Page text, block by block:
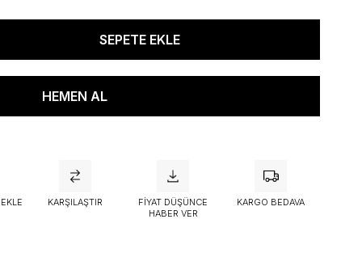
KARŞILAŞTIR
FIYAT DÜŞÜNCE
HABER VER
KARGO BEDAVA